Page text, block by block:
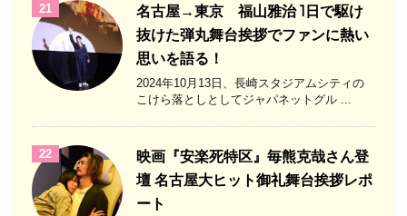
21
名古屋→東京 福山雅治 1日で駆け
抜けた弾丸舞台挨拶でファンに熱い
思いを語る！
2024年10月13日、長崎スタジアムシティの
こけら落としとしてジャパネットグル ...
22
映画『安楽死特区』毎熊克哉さん登
壇 名古屋大ヒット御礼舞台挨拶レポ
ート